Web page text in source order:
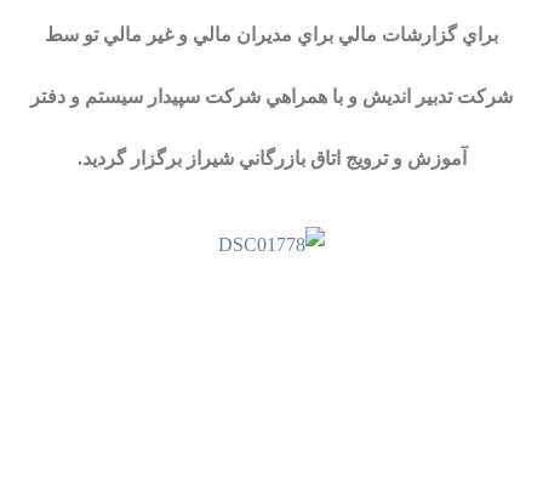
براي گزارشات مالي براي مديران مالي و غير مالي تو سط
شركت تدبير انديش و با همراهي شركت سپيدار سيستم و دفتر
آموزش و ترويج اتاق بازرگاني شيراز برگزار گرديد.